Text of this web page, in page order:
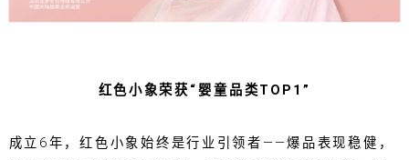
红色小象荣获“婴童品类TOP1”
成立6年，红色小象始终是行业引领者——爆品表现稳健，